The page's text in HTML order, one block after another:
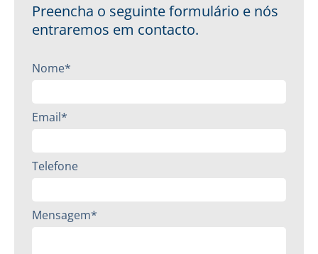
Preencha o seguinte formulário e nós
entraremos em contacto.
Nome*
Email*
Telefone
Mensagem*